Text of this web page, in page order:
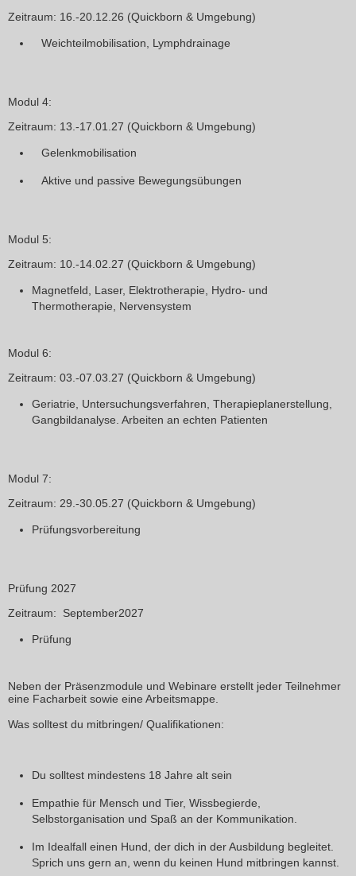
Zeitraum: 16.-20.12.26 (Quickborn & Umgebung)
Weichteilmobilisation, Lymphdrainage
Modul 4:
Zeitraum: 13.-17.01.27 (Quickborn & Umgebung)
Gelenkmobilisation
Aktive und passive Bewegungsübungen
Modul 5:
Zeitraum: 10.-14.02.27 (Quickborn & Umgebung)
Magnetfeld, Laser, Elektrotherapie, Hydro- und
Thermotherapie, Nervensystem
Modul 6:
Zeitraum: 03.-07.03.27 (Quickborn & Umgebung)
Geriatrie, Untersuchungsverfahren, Therapieplanerstellung,
Gangbildanalyse. Arbeiten an echten Patienten
Modul 7:
Zeitraum: 29.-30.05.27 (Quickborn & Umgebung)
Prüfungsvorbereitung
Prüfung 2027
Zeitraum: September2027
Prüfung
Neben der Präsenzmodule und Webinare erstellt jeder Teilnehmer
eine Facharbeit sowie eine Arbeitsmappe.
Was solltest du mitbringen/ Qualifikationen:
Du solltest mindestens 18 Jahre alt sein
Empathie für Mensch und Tier, Wissbegierde,
Selbstorganisation und Spaß an der Kommunikation.
Im Idealfall einen Hund, der dich in der Ausbildung begleitet.
Sprich uns gern an, wenn du keinen Hund mitbringen kannst.